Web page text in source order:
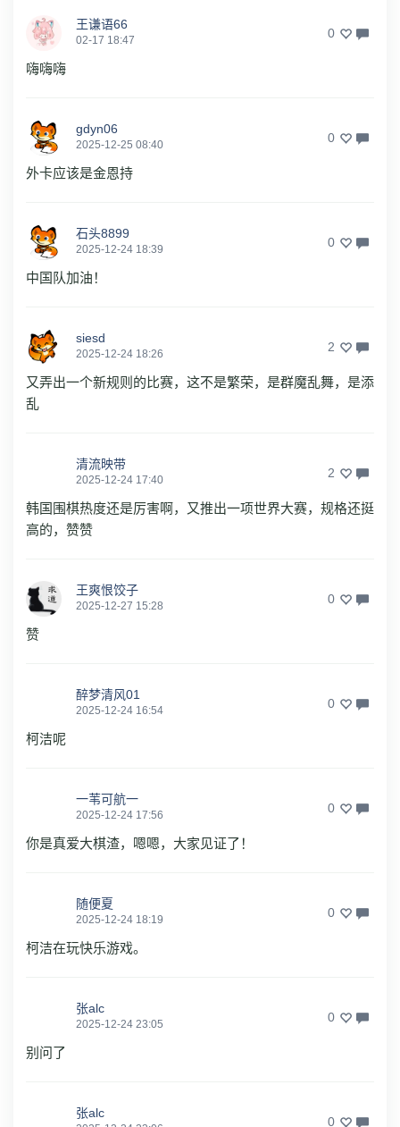
王谦语66
02-17 18:47 0
嗨嗨嗨
gdyn06
2025-12-25 08:40 0
外卡应该是金恩持
石头8899
2025-12-24 18:39 0
中国队加油！
siesd
2025-12-24 18:26 2
又弄出一个新规则的比赛，这不是繁荣，是群魔乱舞，是添
乱
清流映带
2025-12-24 17:40 2
韩国围棋热度还是厉害啊，又推出一项世界大赛，规格还挺
高的，赞赞
王爽恨饺子
2025-12-27 15:28 0
赞
醉梦清风01
2025-12-24 16:54 0
柯洁呢
一苇可航一
2025-12-24 17:56 0
你是真爱大棋渣，嗯嗯，大家见证了！
随便夏
2025-12-24 18:19 0
柯洁在玩快乐游戏。
张alc
2025-12-24 23:05 0
别问了
张alc
0